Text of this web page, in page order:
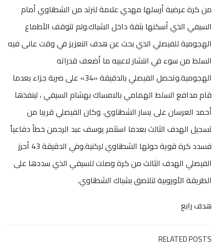
من كرة عرضية أرسلها مهدي علامة لترتد من الشطناوي أمام
السيفي الذي أسكنها بثقة داخل الشباك.ولم تتوقف الأطماع
الهجومية للفيصلي الذي بحث عن هدف التعزيز في وقت عانى فيه
السلط من سوء في انتشار لاعبيه ما أضعف قدراته
الهجومية.وتحصل الفيصلي بالدقيقة «34» على ضربة جزاء بعدما
قام مدافع السلط الهمامي بالامساك بهشام السيفي ، لينفذها
أحمد العرسان على يسار الشطناوي. وكان الفيصلي قريبا من
تسجيل الهدف الثالث بعدما استثمر يوسف عبد الرحمن خطأ دفاعياً
فسدد كرة قوية حولها الشطناوي لركنية.وفي الدقيقة 43 أحرز
الفيصلي الهدف الثالث من كرة وصلت للسيفي الذي سددها على
الطريقة الأوروبية لتلتصق بشباك الشطناوي.
هدف رابع
RELATED POSTS